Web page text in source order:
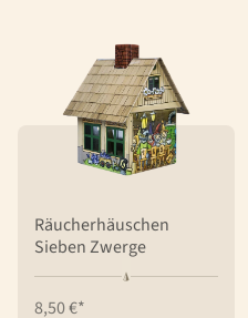
Räucherhäuschen
Sieben Zwerge
8,50 €*